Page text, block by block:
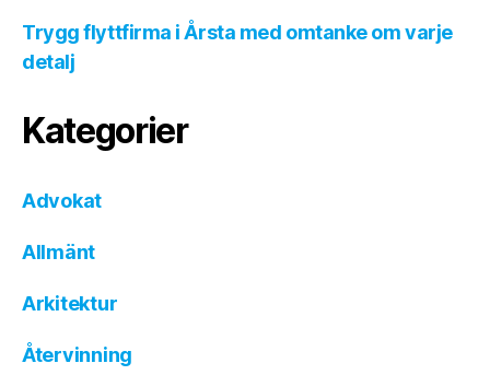
Trygg flyttfirma i Årsta med omtanke om varje
detalj
Kategorier
Advokat
Allmänt
Arkitektur
Återvinning